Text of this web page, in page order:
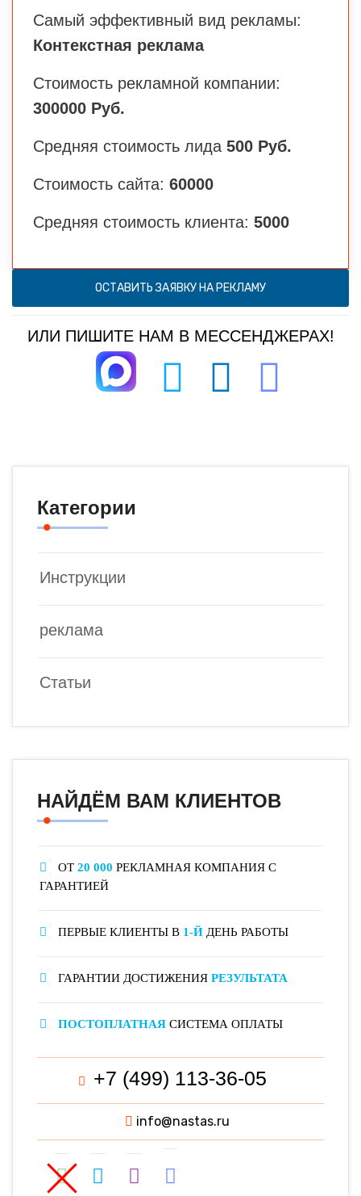
Самый эффективный вид рекламы:
Контекстная реклама
Стоимость рекламной компании:
300000 Руб.
Средняя стоимость лида 500 Руб.
Стоимость сайта: 60000
Средняя стоимость клиента: 5000
ОСТАВИТЬ ЗАЯВКУ НА РЕКЛАМУ
ИЛИ ПИШИТЕ НАМ В МЕССЕНДЖЕРАХ!
Категории
Инструкции
реклама
Статьи
НАЙДЁМ ВАМ КЛИЕНТОВ
ОТ 20 000 РЕКЛАМНАЯ КОМПАНИЯ С
ГАРАНТИЕЙ
ПЕРВЫЕ КЛИЕНТЫ В 1-Й ДЕНЬ РАБОТЫ
ГАРАНТИИ ДОСТИЖЕНИЯ РЕЗУЛЬТАТА
ПОСТОПЛАТНАЯ СИСТЕМА ОПЛАТЫ
+7 (499) 113-36-05
info@nastas.ru